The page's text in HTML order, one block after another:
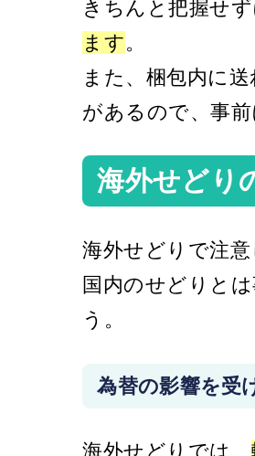
きちんと把握せ
ます。
また、梱包内に
があるので、事
海外せどり
海外せどりで注
国内のせどりと
う。
為替の影響を受
海外せどりでは、